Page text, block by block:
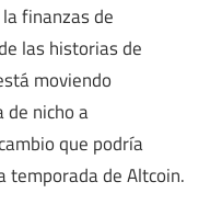
finanzas de
las historias de
moviendo
de nicho a
que podría
temporada de Altcoin.